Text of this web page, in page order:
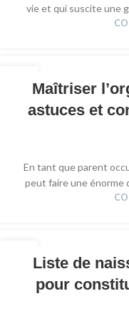
vie et qui suscite une
Maîtriser
astuces et
En tant que parent
peut faire une énorme
Liste de
pour